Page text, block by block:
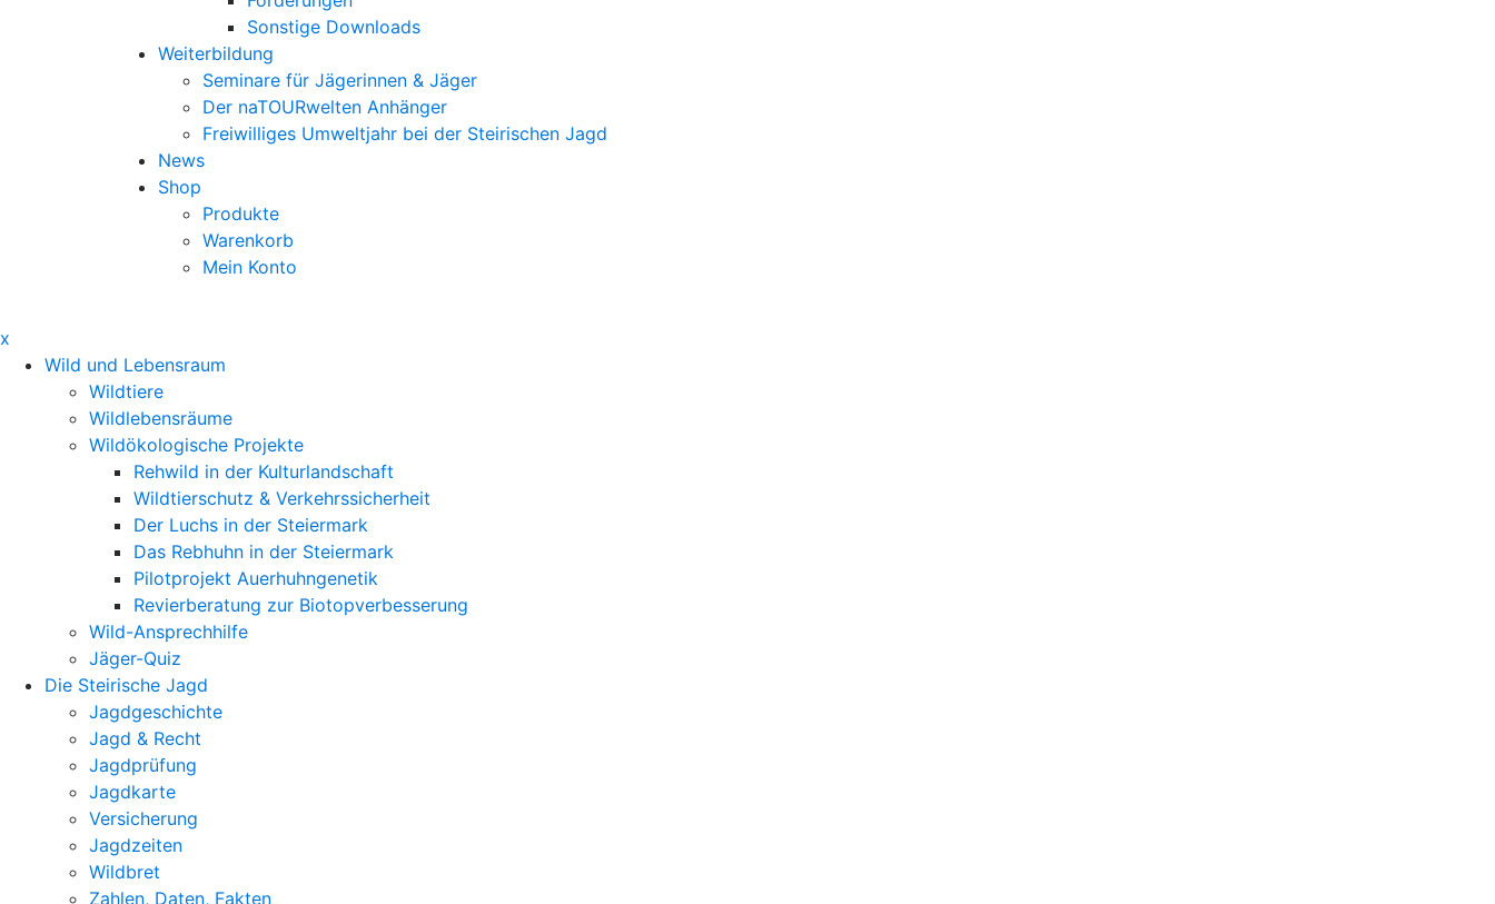
Sonstige Downloads
Weiterbildung
Seminare für Jägerinnen & Jäger
Der naTOURwelten Anhänger
Freiwilliges Umweltjahr bei der Steirischen Jagd
News
Shop
Produkte
Warenkorb
Mein Konto
x
Wild und Lebensraum
Wildtiere
Wildlebensräume
Wildökologische Projekte
Rehwild in der Kulturlandschaft
Wildtierschutz & Verkehrssicherheit
Der Luchs in der Steiermark
Das Rebhuhn in der Steiermark
Pilotprojekt Auerhuhngenetik
Revierberatung zur Biotopverbesserung
Wild-Ansprechhilfe
Jäger-Quiz
Die Steirische Jagd
Jagdgeschichte
Jagd & Recht
Jagdprüfung
Jagdkarte
Versicherung
Jagdzeiten
Wildbret
Zahlen, Daten, Fakten